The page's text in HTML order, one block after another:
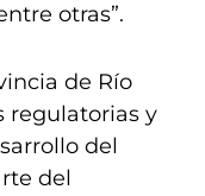
otras”.
de Río
regulatorias y
del
del